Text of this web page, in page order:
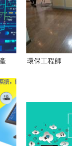
環保工程師
與技術應用